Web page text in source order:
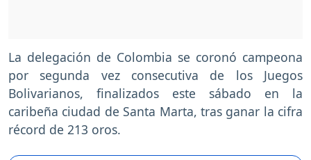
La delegación de Colombia se coronó campeona
por segunda vez consecutiva de los Juegos
Bolivarianos, finalizados este sábado en la
caribeña ciudad de Santa Marta, tras ganar la cifra
récord de 213 oros.